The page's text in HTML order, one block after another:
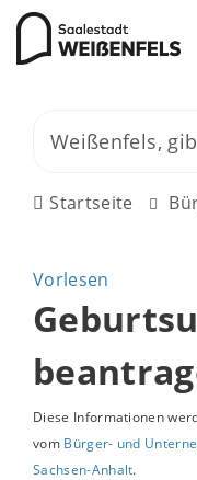
Startseite
Vorlesen
Diese Informationen
vom Bürger- und
Sachsen-Anhalt.